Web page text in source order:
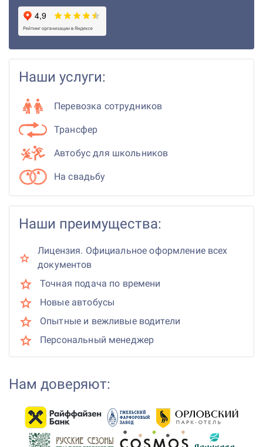
Наши услуги:
Перевозка сотрудников
Трансфер
Автобус для школьников
На свадьбу
Наши преимущества:
Лицензия. Официальное оформление всех
документов
Точная подача по времени
Новые автобусы
Опытные и вежливые водители
Персональный менеджер
Нам доверяют: